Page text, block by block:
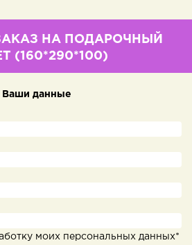
НА ПОДАРОЧНЫЙ
(160*290*100)
Ваши данные
моих персональных данных*